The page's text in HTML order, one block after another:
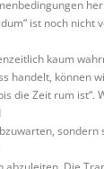
ist noch nicht
kaum
handelt, können
die Zeit rum ist“.
sondern